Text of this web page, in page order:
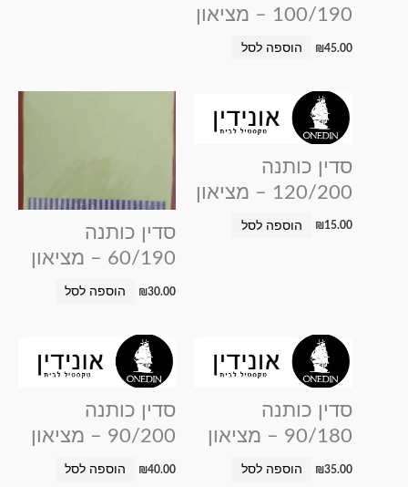
100/190 – מציאון
₪45.00 הוספה לסל
סדין כותנה
120/200 – מציאון
₪ 15.00 הוספה לסל
סדין כותנה
60/190 – מציאון
₪30.00 הוספה לסל
סדין כותנה
90/180 – מציאון
₪35.00 הוספה לסל
סדין כותנה
90/200 – מציאון
₪40.00 הוספה לסל